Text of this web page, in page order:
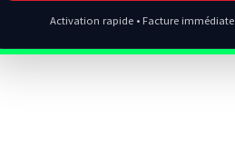
Activation rapide • Facture immédiate